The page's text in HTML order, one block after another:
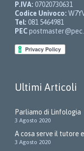
P.IVA: 07020730631
Codice Univoco:
Tel: 081 5464981
PEC
Ultimi Articoli
Parliamo di Linfologia
3 Agosto 2020
A cosa serve il tutore
3 Agosto 2020